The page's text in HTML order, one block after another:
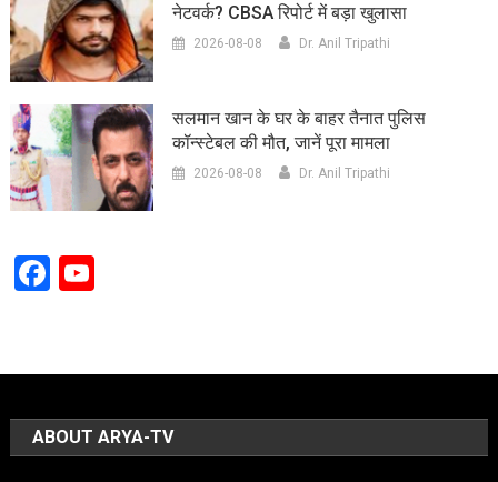
नेटवर्क? CBSA रिपोर्ट में बड़ा खुलासा
2026-08-08 Dr. Anil Tripathi
सलमान खान के घर के बाहर तैनात पुलिस
कॉन्स्टेबल की मौत, जानें पूरा मामला
2026-08-08 Dr. Anil Tripathi
Facebook
ABOUT ARYA-TV